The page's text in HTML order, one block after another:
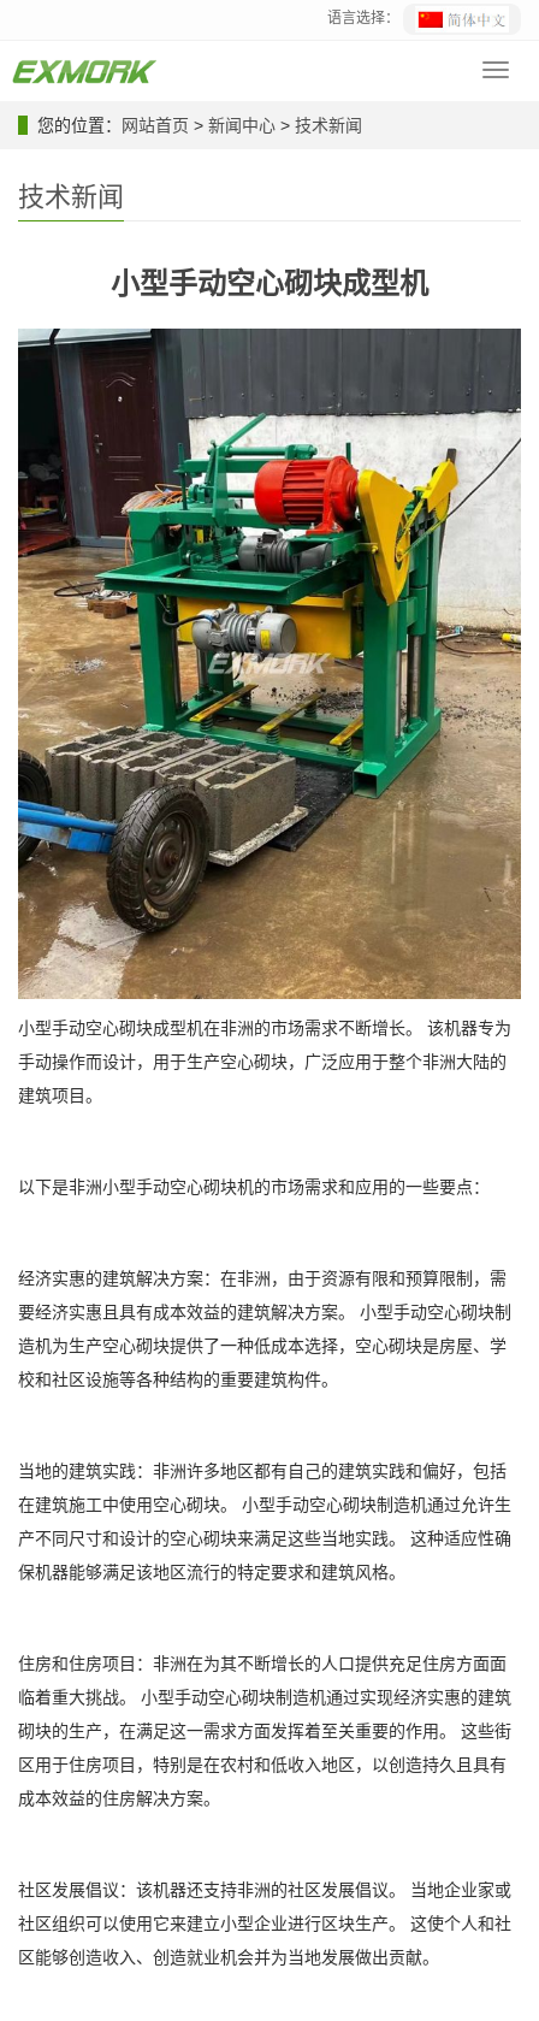
语言选择：
您的位置：
网站首页 > 新闻中心 > 技术新闻
技术新闻
小型手动空心砌块成型机
小型手动空心砌块成型机在非洲的市场需求不断增长。 该机器专为
手动操作而设计，用于生产空心砌块，广泛应用于整个非洲大陆的
建筑项目。
以下是非洲小型手动空心砌块机的市场需求和应用的一些要点：
经济实惠的建筑解决方案：在非洲，由于资源有限和预算限制，需
要经济实惠且具有成本效益的建筑解决方案。 小型手动空心砌块制
造机为生产空心砌块提供了一种低成本选择，空心砌块是房屋、学
校和社区设施等各种结构的重要建筑构件。
当地的建筑实践：非洲许多地区都有自己的建筑实践和偏好，包括
在建筑施工中使用空心砌块。 小型手动空心砌块制造机通过允许生
产不同尺寸和设计的空心砌块来满足这些当地实践。 这种适应性确
保机器能够满足该地区流行的特定要求和建筑风格。
住房和住房项目：非洲在为其不断增长的人口提供充足住房方面面
临着重大挑战。 小型手动空心砌块制造机通过实现经济实惠的建筑
砌块的生产，在满足这一需求方面发挥着至关重要的作用。 这些街
区用于住房项目，特别是在农村和低收入地区，以创造持久且具有
成本效益的住房解决方案。
社区发展倡议：该机器还支持非洲的社区发展倡议。 当地企业家或
社区组织可以使用它来建立小型企业进行区块生产。 这使个人和社
区能够创造收入、创造就业机会并为当地发展做出贡献。